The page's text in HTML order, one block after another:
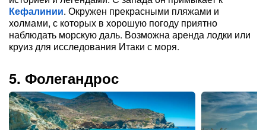
Кефалинии. Окружен прекрасными пляжами и
холмами, с которых в хорошую погоду приятно
наблюдать морскую даль. Возможна аренда лодки или
круиз для исследования Итаки с моря.
5. Фолегандрос